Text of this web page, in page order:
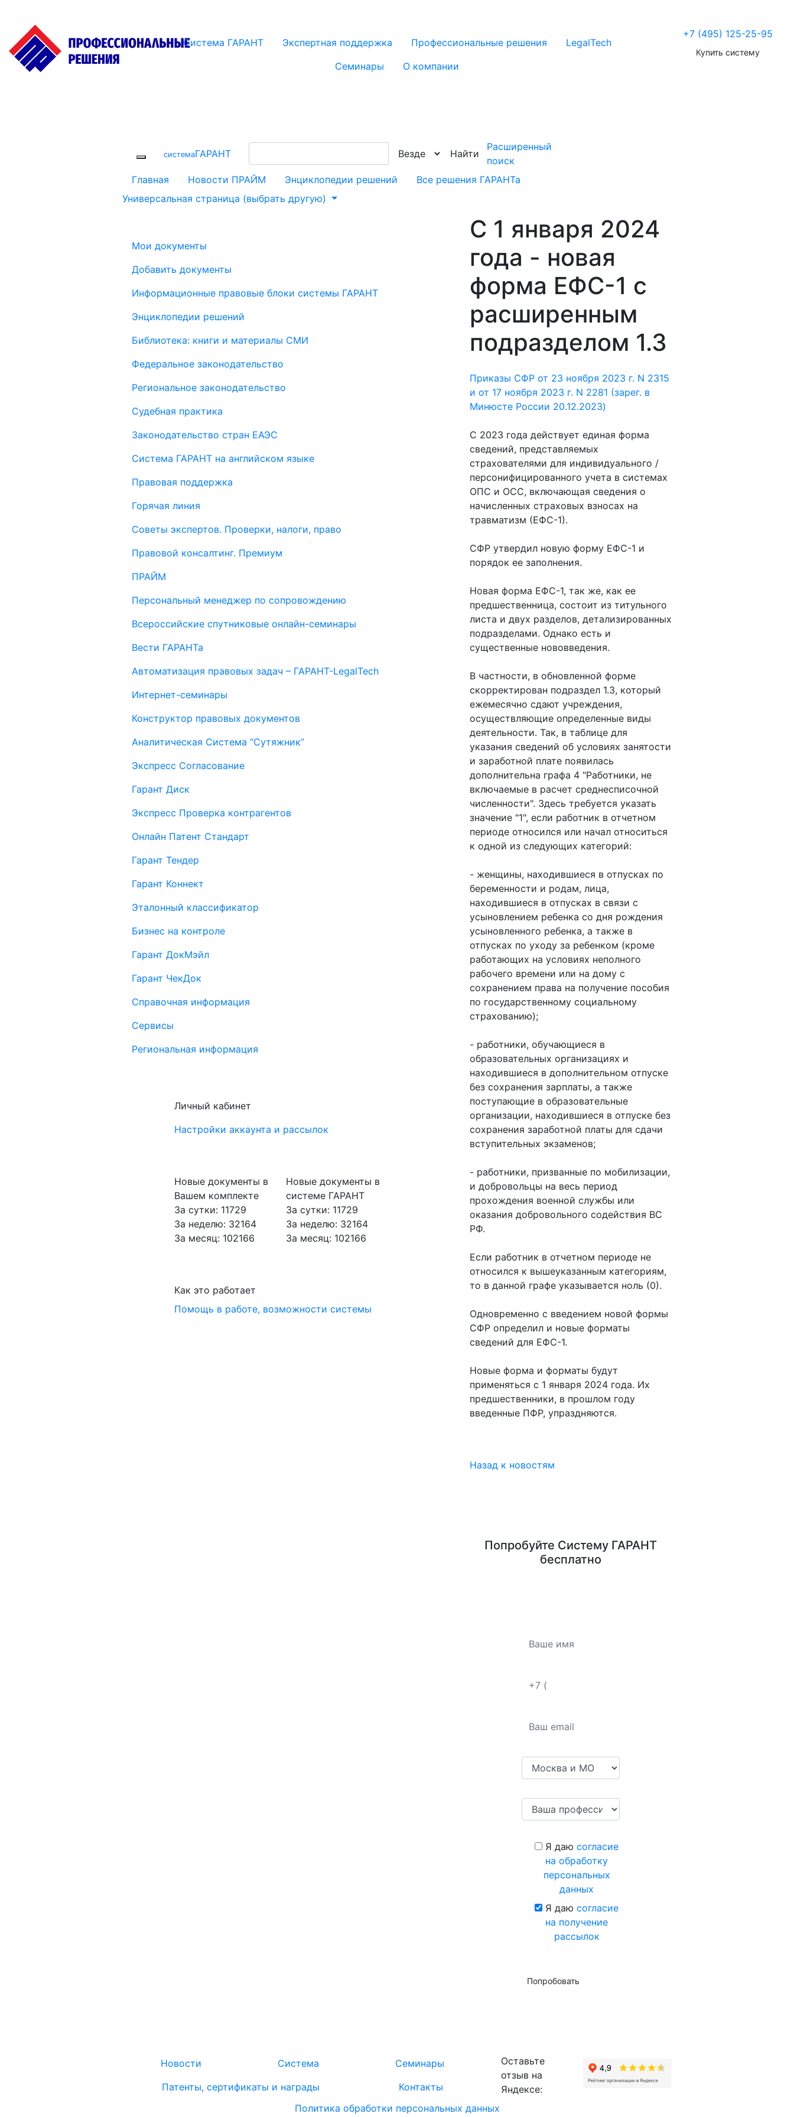
Система ГАРАНТ Экспертная поддержка Профессиональные решения
LegalTech
Семинары
О компании
+7 (495) 125-25-95
Купить систему
cистемаГАРАНТ Найти
Расширенный
поиск
Главная
Новости ПРАЙМ Энциклопедии решений
Все решения ГАРАНТа
Универсальная страница (выбрать другую)
Мои документы
Добавить документы
Информационные правовые блоки системы ГАРАНТ
Энциклопедии решений
Библиотека: книги и материалы СМИ
Федеральное законодательство
Региональное законодательство
Судебная практика
Законодательство стран ЕАЭС
Система ГАРАНТ на английском языке
Правовая поддержка
Горячая линия
Советы экспертов. Проверки, налоги, право
Правовой консалтинг. Премиум
ПРАЙМ
Персональный менеджер по сопровождению
Всероссийские спутниковые онлайн-семинары
Вести ГАРАНТа
Автоматизация правовых задач – ГАРАНТ-LegalTech
Интернет-семинары
Конструктор правовых документов
Аналитическая Система “Сутяжник”
Экспресс Согласование
Гарант Диск
Экспресс Проверка контрагентов
Онлайн Патент Стандарт
Гарант Тендер
Гарант Коннект
Эталонный классификатор
Бизнес на контроле
Гарант ДокМэйл
Гарант ЧекДок
Справочная информация
Сервисы
Региональная информация
Личный кабинет
Настройки аккаунта и рассылок
Новые документы в
Вашем комплекте
За сутки: 11729
За неделю: 32164
За месяц: 102166
Новые документы в
системе ГАРАНТ
За сутки: 11729
За неделю: 32164
За месяц: 102166
Как это работает
Помощь в работе, возможности системы
С 1 января 2024
года - новая
форма ЕФС-1 с
расширенным
подразделом 1.3
Приказы СФР от 23 ноября 2023 г. N 2315
и от 17 ноября 2023 г. N 2281 (зарег. в
Минюсте России 20.12.2023)
С 2023 года действует единая форма
сведений, представляемых
страхователями для индивидуального /
персонифицированного учета в системах
ОПС и ОСС, включающая сведения о
начисленных страховых взносах на
травматизм (ЕФС-1).
СФР утвердил новую форму ЕФС-1 и
порядок ее заполнения.
Новая форма ЕФС-1, так же, как ее
предшественница, состоит из титульного
листа и двух разделов, детализированных
подразделами. Однако есть и
существенные нововведения.
В частности, в обновленной форме
скорректирован подраздел 1.3, который
ежемесячно сдают учреждения,
осуществляющие определенные виды
деятельности. Так, в таблице для
указания сведений об условиях занятости
и заработной плате появилась
дополнительна графа 4 "Работники, не
включаемые в расчет среднесписочной
численности". Здесь требуется указать
значение "1", если работник в отчетном
периоде относился или начал относиться
к одной из следующих категорий:
- женщины, находившиеся в отпусках по
беременности и родам, лица,
находившиеся в отпусках в связи с
усыновлением ребенка со дня рождения
усыновленного ребенка, а также в
отпусках по уходу за ребенком (кроме
работающих на условиях неполного
рабочего времени или на дому с
сохранением права на получение пособия
по государственному социальному
страхованию);
- работники, обучающиеся в
образовательных организациях и
находившиеся в дополнительном отпуске
без сохранения зарплаты, а также
поступающие в образовательные
организации, находившиеся в отпуске без
сохранения заработной платы для сдачи
вступительных экзаменов;
- работники, призванные по мобилизации,
и добровольцы на весь период
прохождения военной службы или
оказания добровольного содействия ВС
РФ.
Если работник в отчетном периоде не
относился к вышеуказанным категориям,
то в данной графе указывается ноль (0).
Одновременно с введением новой формы
СФР определил и новые форматы
сведений для ЕФС-1.
Новые форма и форматы будут
применяться с 1 января 2024 года. Их
предшественники, в прошлом году
введенные ПФР, упраздняются.
Назад к новостям
Попробуйте Систему ГАРАНТ
бесплатно
Я даю согласие
на обработку
персональных
данных
Я даю согласие
на получение
рассылок
Попробовать
Новости Система
Семинары
Патенты, сертификаты и награды
Контакты
Оставьте
отзыв на
Яндексе:
Политика обработки персональных данных